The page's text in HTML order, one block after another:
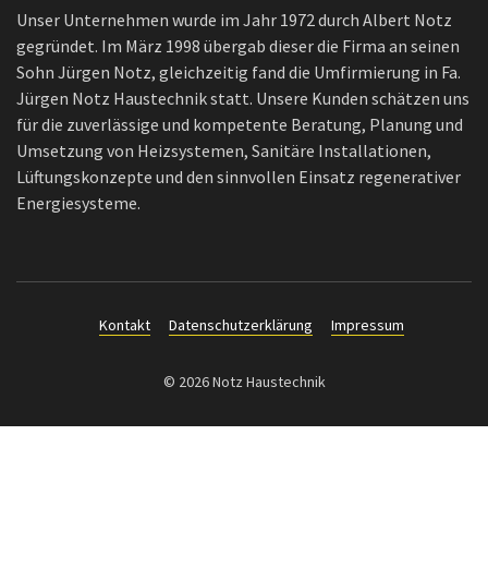
Unser Unternehmen wurde im Jahr 1972 durch Albert Notz
gegründet. Im März 1998 übergab dieser die Firma an seinen
Sohn Jürgen Notz, gleichzeitig fand die Umfirmierung in Fa.
Jürgen Notz Haustechnik statt. Unsere Kunden schätzen uns
für die zuverlässige und kompetente Beratung, Planung und
Umsetzung von Heizsystemen, Sanitäre Installationen,
Lüftungskonzepte und den sinnvollen Einsatz regenerativer
Energiesysteme.
Kontakt Datenschutzerklärung Impressum
© 2026 Notz Haustechnik